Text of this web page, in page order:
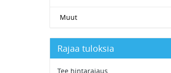
Muut
Rajaa tuloksia
Tee hintarajaus